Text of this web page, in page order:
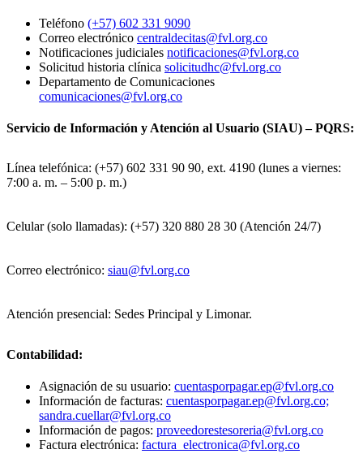
Teléfono (+57) 602 331 9090
Correo electrónico centraldecitas@fvl.org.co
Notificaciones judiciales notificaciones@fvl.org.co
Solicitud historia clínica solicitudhc@fvl.org.co
Departamento de Comunicaciones
comunicaciones@fvl.org.co
Servicio de Información y Atención al Usuario (SIAU) – PQRS:
Línea telefónica: (+57) 602 331 90 90, ext. 4190 (lunes a viernes:
7:00 a. m. – 5:00 p. m.)
Celular (solo llamadas): (+57) 320 880 28 30 (Atención 24/7)
Correo electrónico: siau@fvl.org.co
Atención presencial: Sedes Principal y Limonar.
Contabilidad:
Asignación de su usuario: cuentasporpagar.ep@fvl.org.co
Información de facturas: cuentasporpagar.ep@fvl.org.co;
sandra.cuellar@fvl.org.co
Información de pagos: proveedorestesoreria@fvl.org.co
Factura electrónica: factura_electronica@fvl.org.co